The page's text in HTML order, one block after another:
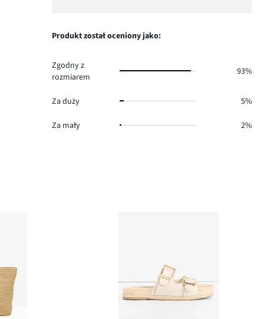
1.
głosów
Produkt został oceniony jako:
Zgodny z
rozmiarem
93%
Za duży 5%
Za mały 2%